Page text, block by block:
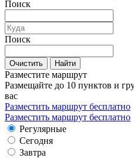
Поиск
Поиск
Очистить Найти
Разместите маршрут
Размещайте до 10 пунктов и
вас
Разместить маршрут бесплатно
Разместить маршрут бесплатно
Регулярные
Сегодня
Завтра